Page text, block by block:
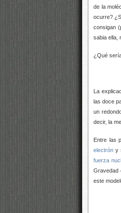
de la
ocurre?
consigan
sabia ella,
¿Qué
La
las doce
un
decir, la
Entre las
electrón y
fuerza
Gravedad
este